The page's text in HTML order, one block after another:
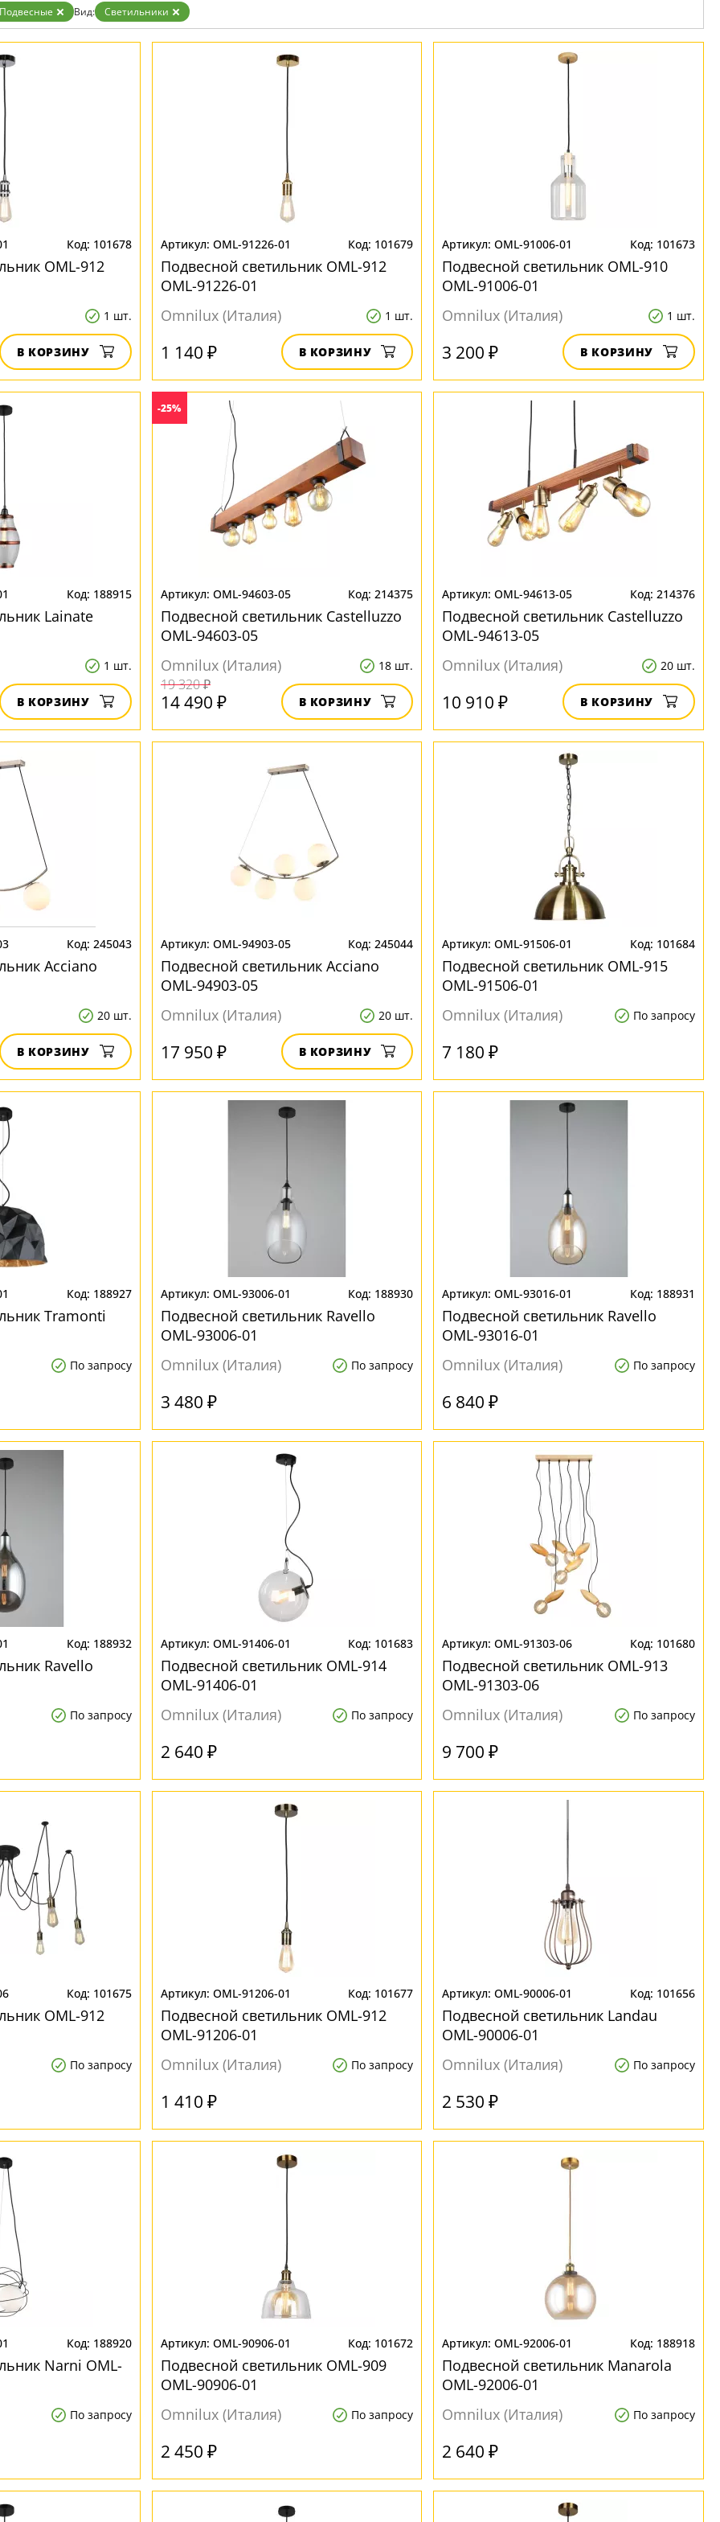
Золото
Прозрачные
Хром
Подвесные Вид: Светильники
101678
OML-912
1 шт.
В КОРЗИНУ
OML-91226-01 101679
Подвесной светильник OML-912
OML-91226-01
Omnilux (Италия)
1 шт.
1 140 ₽ В КОРЗИНУ
OML-91006-01 101673
Подвесной светильник OML-910
OML-91006-01
Omnilux (Италия)
1 шт.
3 200 ₽ В КОРЗИНУ
188915
Lainate
1 шт.
В КОРЗИНУ
-25%
OML-94603-05 214375
Подвесной светильник Castelluzzo
OML-94603-05
Omnilux (Италия)
18 шт.
19 320 ₽
14 490 ₽ В КОРЗИНУ
OML-94613-05 214376
Подвесной светильник Castelluzzo
OML-94613-05
Omnilux (Италия)
20 шт.
10 910 ₽ В КОРЗИНУ
245043
Acciano
20 шт.
В КОРЗИНУ
OML-94903-05 245044
Подвесной светильник Acciano
OML-94903-05
Omnilux (Италия)
20 шт.
17 950 ₽ В КОРЗИНУ
OML-91506-01 101684
Подвесной светильник OML-915
OML-91506-01
Omnilux (Италия)
По запросу
7 180 ₽
188927
Tramonti
По запросу
OML-93006-01 188930
Подвесной светильник Ravello
OML-93006-01
Omnilux (Италия)
По запросу
3 480 ₽
OML-93016-01 188931
Подвесной светильник Ravello
OML-93016-01
Omnilux (Италия)
По запросу
6 840 ₽
188932
Ravello
По запросу
OML-91406-01 101683
Подвесной светильник OML-914
OML-91406-01
Omnilux (Италия)
По запросу
2 640 ₽
OML-91303-06 101680
Подвесной светильник OML-913
OML-91303-06
Omnilux (Италия)
По запросу
9 700 ₽
101675
OML-912
По запросу
OML-91206-01 101677
Подвесной светильник OML-912
OML-91206-01
Omnilux (Италия)
По запросу
1 410 ₽
OML-90006-01 101656
Подвесной светильник Landau
OML-90006-01
Omnilux (Италия)
По запросу
2 530 ₽
188920
Narni OML-
По запросу
OML-90906-01 101672
Подвесной светильник OML-909
OML-90906-01
Omnilux (Италия)
По запросу
2 450 ₽
OML-92006-01 188918
Подвесной светильник Manarola
OML-92006-01
Omnilux (Италия)
По запросу
2 640 ₽